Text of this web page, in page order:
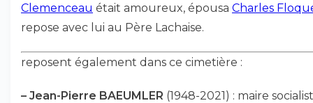
Clemenceau était amoureux, épousa Charles
repose avec lui au Père Lachaise.
reposent également dans ce cimetière :
– Jean-Pierre BAEUMLER (1948-2021) : maire